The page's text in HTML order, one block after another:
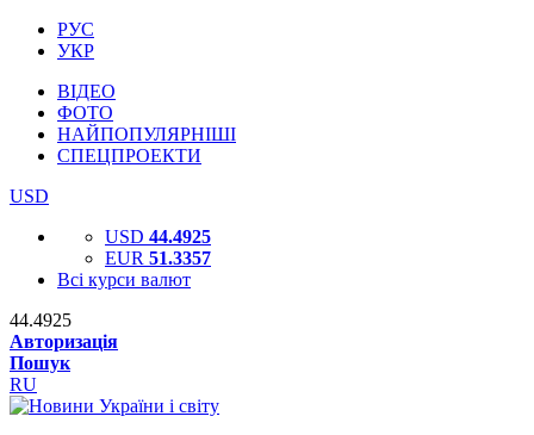
РУС
УКР
ВІДЕО
ФОТО
НАЙПОПУЛЯРНІШІ
СПЕЦПРОЕКТИ
USD
USD 44.4925
EUR 51.3357
Всі курси валют
44.4925
Авторизація
Пошук
RU